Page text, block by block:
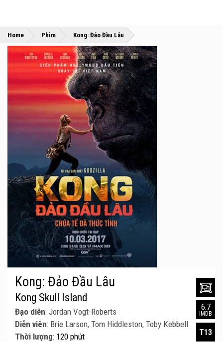
Home »
Phim »
Kong: Đảo Đầu Lâu
Kong: Đảo Đầu Lâu
Kong Skull Island
Đạo diễn: Jordan Vogt-Roberts
Diễn viên: Brie Larson, Tom Hiddleston, Toby Kebbell
Thời lượng: 120 phút
6.7
IMDB
T13